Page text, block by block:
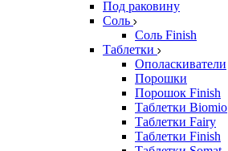
Под раковину
Соль
Соль Finish
Таблетки
Ополаскиватели
Порошки
Порошок Finish
Таблетки Biomio
Таблетки Fairy
Таблетки Finish